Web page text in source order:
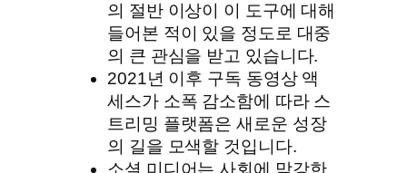
의 절반 이상이 이 도구에 대해
들어본 적이 있을 정도로 대중
의 큰 관심을 받고 있습니다.
2021년 이후 구독 동영상 액
세스가 소폭 감소함에 따라 스
트리밍 플랫폼은 새로운 성장
의 길을 모색할 것입니다.